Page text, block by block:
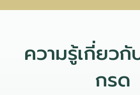
ความรู้เกี่ยว
กรด